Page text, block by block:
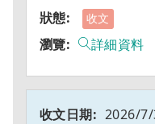
收文
詳細資料
2026/